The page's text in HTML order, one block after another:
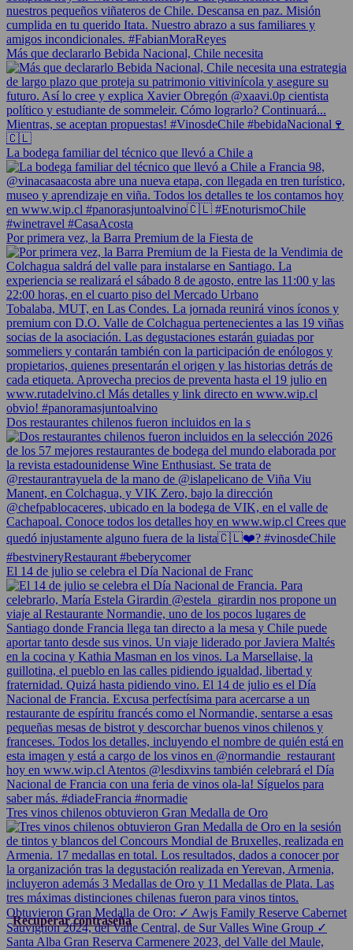
Más que declararlo Bebida Nacional, Chile necesita
La bodega familiar del técnico que llevó a Chile a
Por primera vez, la Barra Premium de la Fiesta de
Dos restaurantes chilenos fueron incluidos en la s
El 14 de julio se celebra el Día Nacional de Franc
Tres vinos chilenos obtuvieron Gran Medalla de Oro
Recuperar contraseña